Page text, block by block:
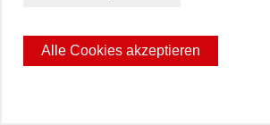
Alle Cookies akzeptieren